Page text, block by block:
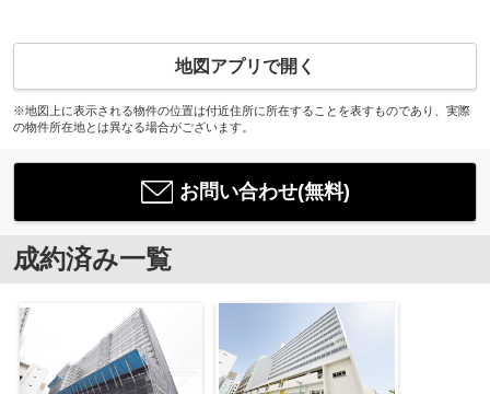
地図アプリで開く
※地図上に表示される物件の位置は付近住所に所在することを表すものであり、実際
の物件所在地とは異なる場合がございます。
お問い合わせ(無料)
成約済み一覧